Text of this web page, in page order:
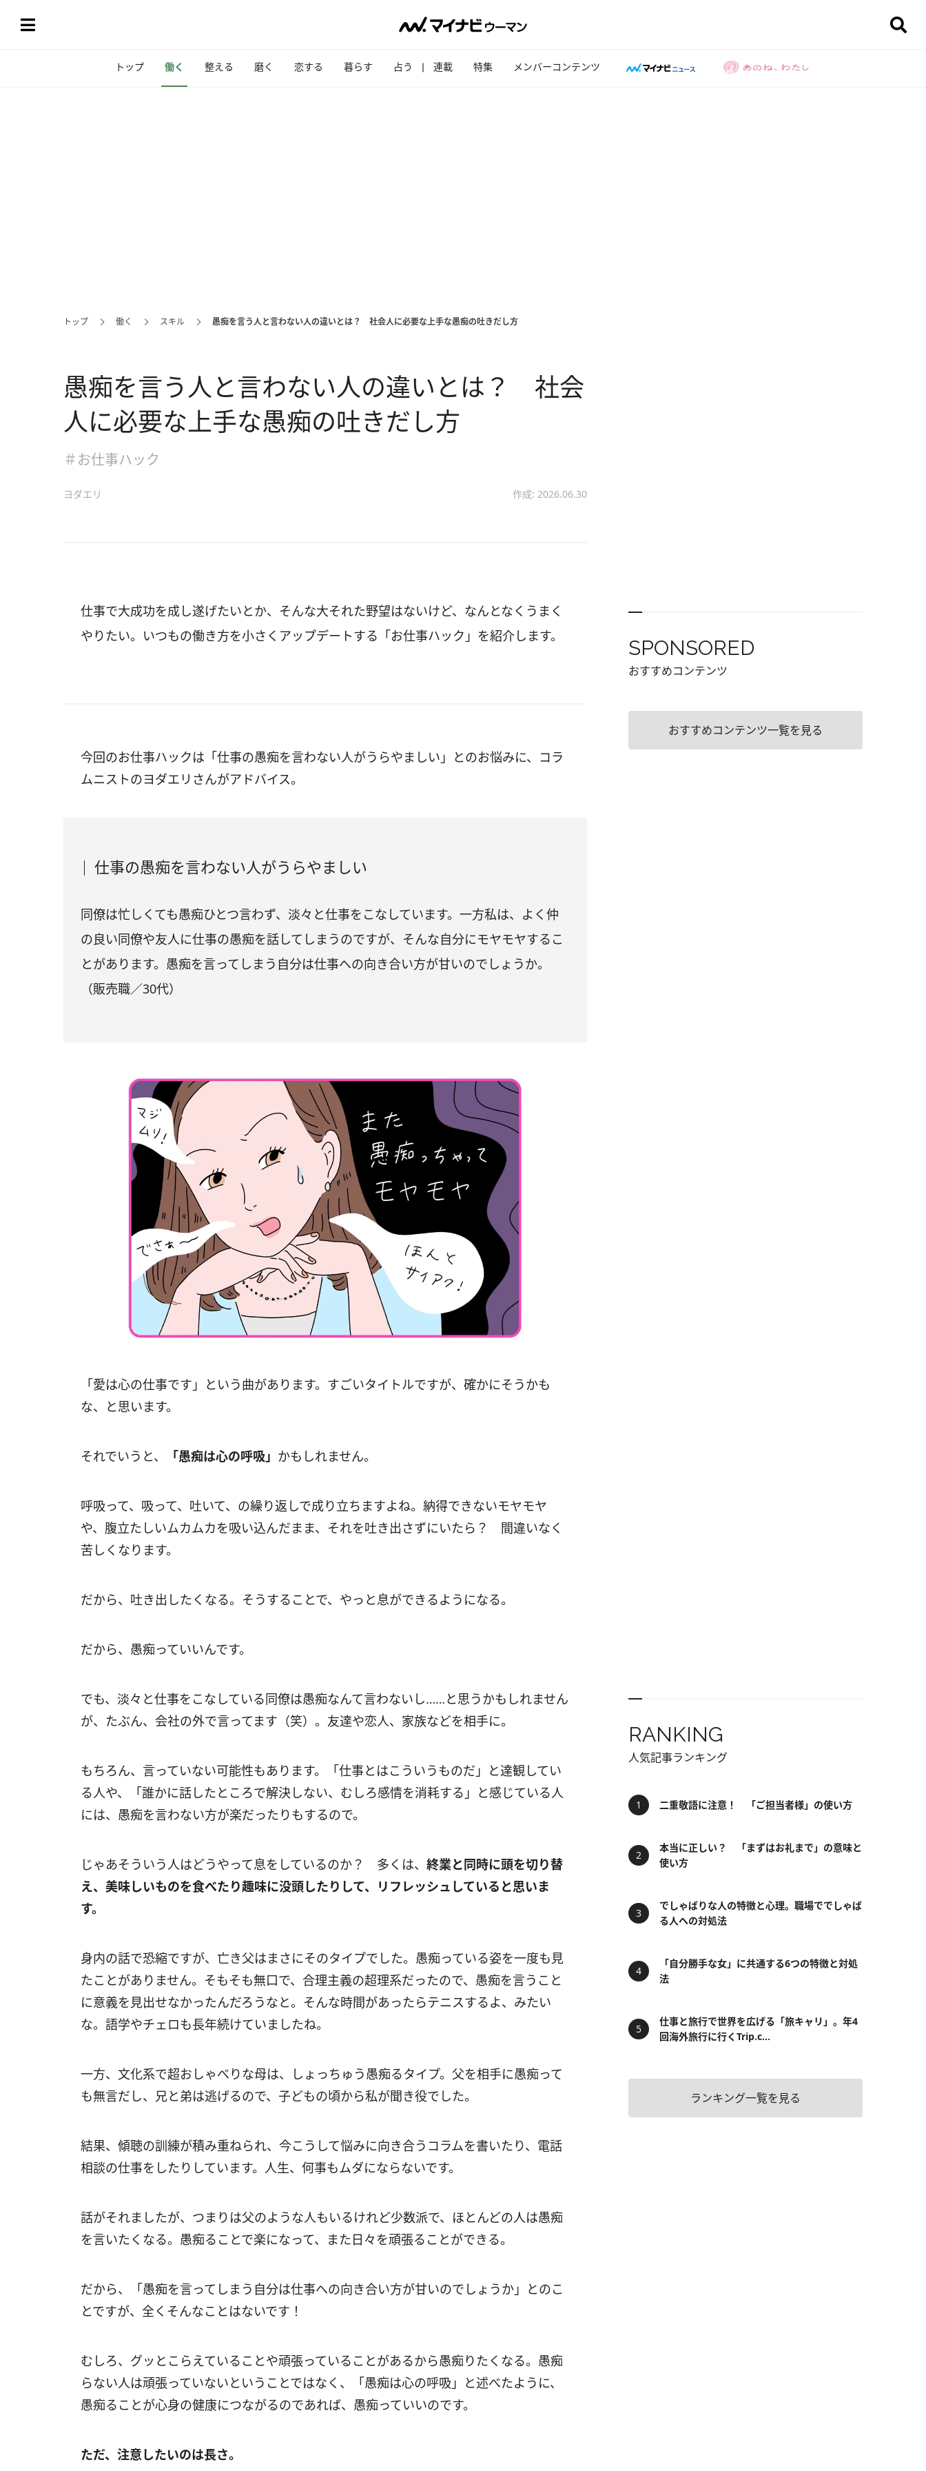
トップ 働く 整える 磨く 恋する 暮らす 占う 連載 特集 メンバーコンテンツ
トップ 働く スキル 愚痴を言う人と言わない人の違いとは？ 社会人に必要な上手な愚痴の吐きだし方
愚痴を言う人と言わない人の違いとは？ 社会
人に必要な上手な愚痴の吐きだし方
＃お仕事ハック
ヨダエリ 作成: 2026.06.30
仕事で大成功を成し遂げたいとか、そんな大それた野望はないけど、なんとなくうまく
やりたい。いつもの働き方を小さくアップデートする「お仕事ハック」を紹介します。
今回のお仕事ハックは「仕事の愚痴を言わない人がうらやましい」とのお悩みに、コラ
ムニストのヨダエリさんがアドバイス。
仕事の愚痴を言わない人がうらやましい
同僚は忙しくても愚痴ひとつ言わず、淡々と仕事をこなしています。一方私は、よく仲
の良い同僚や友人に仕事の愚痴を話してしまうのですが、そんな自分にモヤモヤするこ
とがあります。愚痴を言ってしまう自分は仕事への向き合い方が甘いのでしょうか。
（販売職／30代）
「愛は心の仕事です」という曲があります。すごいタイトルですが、確かにそうかも
な、と思います。
それでいうと、 「愚痴は心の呼吸」 かもしれません。
呼吸って、吸って、吐いて、の繰り返しで成り立ちますよね。納得できないモヤモヤ
や、腹立たしいムカムカを吸い込んだまま、それを吐き出さずにいたら？ 間違いなく
苦しくなります。
だから、吐き出したくなる。そうすることで、やっと息ができるようになる。
だから、愚痴っていいんです。
でも、淡々と仕事をこなしている同僚は愚痴なんて言わないし……と思うかもしれません
が、たぶん、会社の外で言ってます（笑）。友達や恋人、家族などを相手に。
もちろん、言っていない可能性もあります。「仕事とはこういうものだ」と達観してい
る人や、「誰かに話したところで解決しない、むしろ感情を消耗する」と感じている人
には、愚痴を言わない方が楽だったりもするので。
じゃあそういう人はどうやって息をしているのか？ 多くは、 終業と同時に頭を切り替
え、美味しいものを食べたり趣味に没頭したりして、リフレッシュしていると思いま
す。
身内の話で恐縮ですが、亡き父はまさにそのタイプでした。愚痴っている姿を一度も見
たことがありません。そもそも無口で、合理主義の超理系だったので、愚痴を言うこと
に意義を見出せなかったんだろうなと。そんな時間があったらテニスするよ、みたい
な。語学やチェロも長年続けていましたね。
一方、文化系で超おしゃべりな母は、しょっちゅう愚痴るタイプ。父を相手に愚痴って
も無言だし、兄と弟は逃げるので、子どもの頃から私が聞き役でした。
結果、傾聴の訓練が積み重ねられ、今こうして悩みに向き合うコラムを書いたり、電話
相談の仕事をしたりしています。人生、何事もムダにならないです。
話がそれましたが、つまりは父のような人もいるけれど少数派で、ほとんどの人は愚痴
を言いたくなる。愚痴ることで楽になって、また日々を頑張ることができる。
だから、「愚痴を言ってしまう自分は仕事への向き合い方が甘いのでしょうか」とのこ
とですが、全くそんなことはないです！
むしろ、グッとこらえていることや頑張っていることがあるから愚痴りたくなる。愚痴
らない人は頑張っていないということではなく、「愚痴は心の呼吸」と述べたように、
愚痴ることが心身の健康につながるのであれば、愚痴っていいのです。
ただ、注意したいのは長さ。
SPONSORED
おすすめコンテンツ
おすすめコンテンツ一覧を見る
RANKING
人気記事ランキング
二重敬語に注意！ 「ご担当者様」の使い方
本当に正しい？ 「まずはお礼まで」の意味と
使い方
でしゃばりな人の特徴と心理。職場ででしゃば
る人への対処法
「自分勝手な女」に共通する6つの特徴と対処
法
仕事と旅行で世界を広げる「旅キャリ」。年4
回海外旅行に行くTrip.c...
ランキング一覧を見る